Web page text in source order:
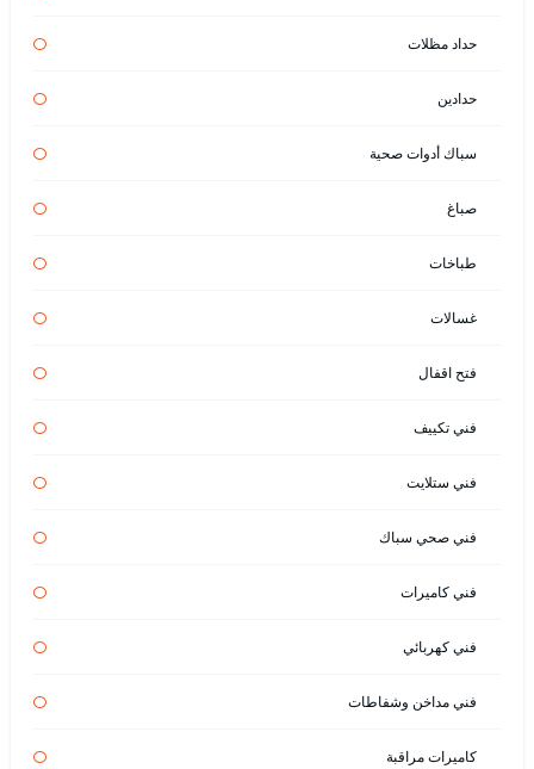
حداد مظلات
حدادين
سباك أدوات صحية
صباغ
طباخات
غسالات
فتح اقفال
فني تكييف
فني ستلايت
فني صحي سباك
فني كاميرات
فني كهربائي
فني مداخن وشفاطات
كاميرات مراقبة